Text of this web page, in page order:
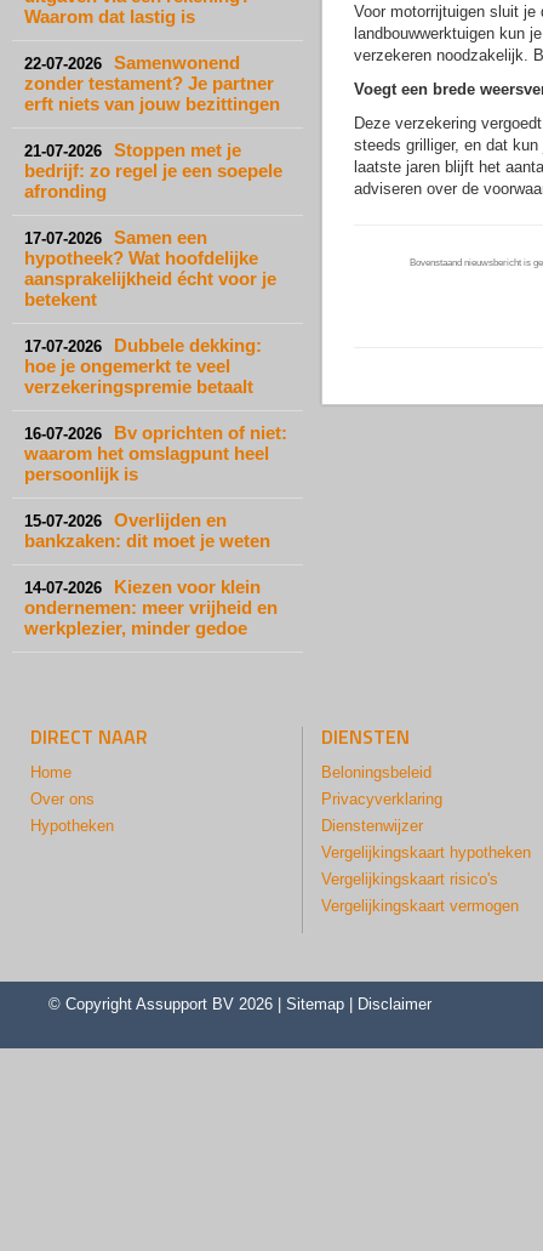
Waarom dat lastig is
22-07-2026
Samenwonend
zonder testament? Je partner
erft niets van jouw bezittingen
21-07-2026
Stoppen met je
bedrijf: zo regel je een soepele
afronding
17-07-2026
Samen een
hypotheek? Wat hoofdelijke
aansprakelijkheid écht voor je
betekent
17-07-2026
Dubbele dekking:
hoe je ongemerkt te veel
verzekeringspremie betaalt
16-07-2026
Bv oprichten of niet:
waarom het omslagpunt heel
persoonlijk is
15-07-2026
Overlijden en
bankzaken: dit moet je weten
14-07-2026
Kiezen voor klein
ondernemen: meer vrijheid en
werkplezier, minder gedoe
Voor motorrijtuigen sluit
landbouwwerktuigen kun
verzekeren noodzakelijk.
Voegt een brede
Deze verzekering
steeds grilliger, en dat
laatste jaren blijft het
adviseren over de
Bovenstaand nieuwsbericht is
DIRECT NAAR
Home
Over ons
Hypotheken
DIENSTEN
Beloningsbeleid
Privacyverklaring
Dienstenwijzer
Vergelijkingskaart hypotheken
Vergelijkingskaart risico's
Vergelijkingskaart vermogen
© Copyright Assupport BV 2026 | Sitemap Disclaimer